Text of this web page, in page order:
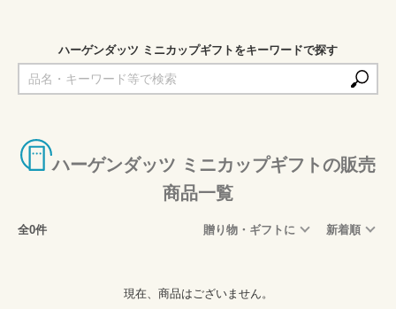
ハーゲンダッツ ミニカップギフトをキーワードで探す
ハーゲンダッツ ミニカップギフトの販売
商品一覧
全0件 贈り物・ギフトに 新着順
現在、商品はございません。